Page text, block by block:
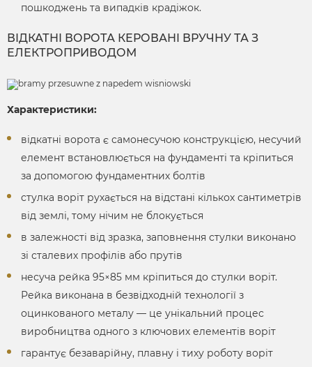
пошкоджень та випадків крадіжок.
ВІДКАТНІ ВОРОТА КЕРОВАНІ ВРУЧНУ ТА З
ЕЛЕКТРОПРИВОДОМ
Характеристики:
відкатні ворота є самонесучою конструкцією, несучий
елемент встановлюється на фундаменті та кріпиться
за допомогою фундаментних болтів
стулка воріт рухається на відстані кількох сантиметрів
від землі, тому нічим не блокується
в залежності від зразка, заповнення стулки виконано
зі сталевих профілів або прутів
несуча рейка 95×85 мм кріпиться до стулки воріт.
Рейка виконана в безвідходній технології з
оцинкованого металу — це унікальний процес
виробництва одного з ключових елементів воріт
гарантує безаварійну, плавну і тиху роботу воріт